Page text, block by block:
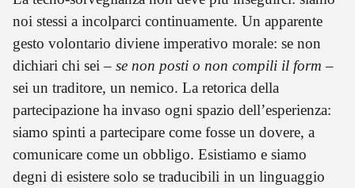
noi stessi a incolparci continuamente. Un apparente
gesto volontario diviene imperativo morale: se non
dichiari chi sei – se non posti o non compili il form –
sei un traditore, un nemico. La retorica della
partecipazione ha invaso ogni spazio dell’esperienza:
siamo spinti a partecipare come fosse un dovere, a
comunicare come un obbligo. Esistiamo e siamo
degni di esistere solo se traducibili in un linguaggio